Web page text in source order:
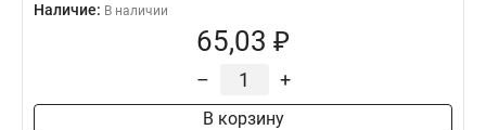
Наличие: В наличии
65,03 ₽
– +
В корзину